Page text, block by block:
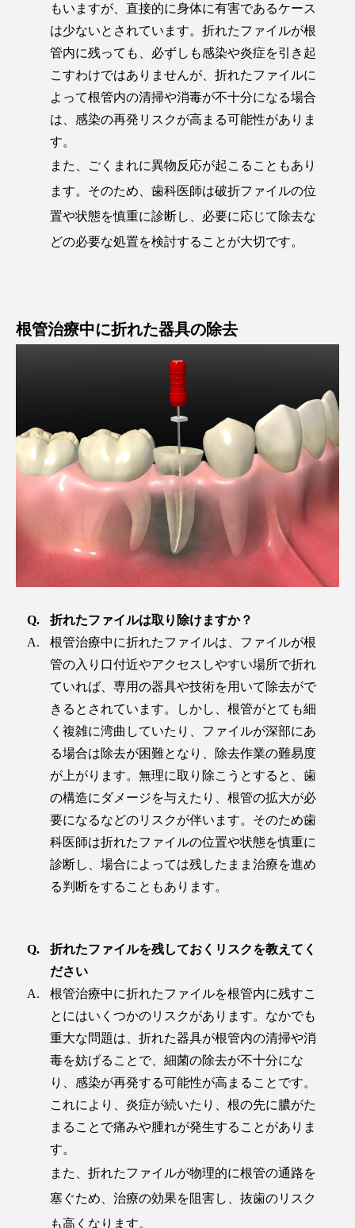
もいますが、直接的に身体に有害であるケース
は少ないとされています。折れたファイルが根
管内に残っても、必ずしも感染や炎症を引き起
こすわけではありませんが、折れたファイルに
よって根管内の清掃や消毒が不十分になる場合
は、感染の再発リスクが高まる可能性がありま
す。
また、ごくまれに異物反応が起こることもあり
ます。そのため、歯科医師は破折ファイルの位
置や状態を慎重に診断し、必要に応じて除去な
どの必要な処置を検討することが大切です。
根管治療中に折れた器具の除去
折れたファイルは取り除けますか？
根管治療中に折れたファイルは、ファイルが根
管の入り口付近やアクセスしやすい場所で折れ
ていれば、専用の器具や技術を用いて除去がで
きるとされています。しかし、根管がとても細
く複雑に湾曲していたり、ファイルが深部にあ
る場合は除去が困難となり、除去作業の難易度
が上がります。無理に取り除こうとすると、歯
の構造にダメージを与えたり、根管の拡大が必
要になるなどのリスクが伴います。そのため歯
科医師は折れたファイルの位置や状態を慎重に
診断し、場合によっては残したまま治療を進め
る判断をすることもあります。
折れたファイルを残しておくリスクを教えてく
ださい
根管治療中に折れたファイルを根管内に残すこ
とにはいくつかのリスクがあります。なかでも
重大な問題は、折れた器具が根管内の清掃や消
毒を妨げることで、細菌の除去が不十分にな
り、感染が再発する可能性が高まることです。
これにより、炎症が続いたり、根の先に膿がた
まることで痛みや腫れが発生することがありま
す。
また、折れたファイルが物理的に根管の通路を
塞ぐため、治療の効果を阻害し、抜歯のリスク
も高くなります。